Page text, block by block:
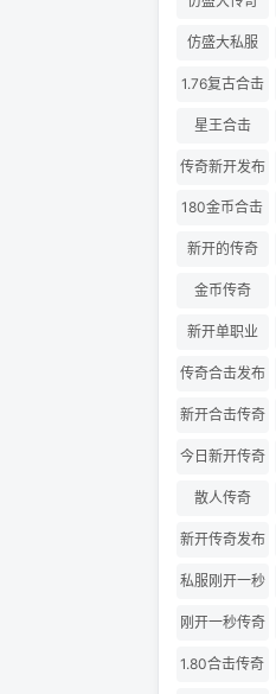
仿盛大私服
1.76复古合击
星王合击
传奇新开发布
180金币合击
新开的传奇
金币传奇
新开单职业
传奇合击发布
网
新开合击传奇
今日新开传奇
散人传奇
新开传奇发布
网
私服刚开一秒
刚开一秒传奇
1.80合击传奇